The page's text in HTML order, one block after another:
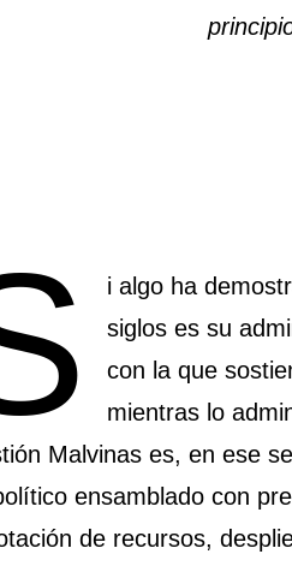
i algo ha
siglos es su
con la que
mientras lo
Malvinas es, en ese
ensamblado con
de recursos,